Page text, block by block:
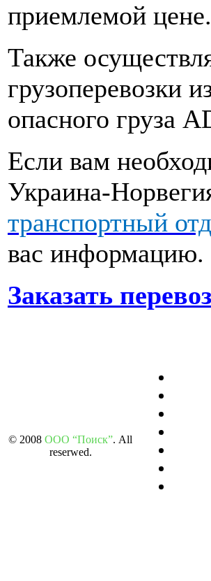
приемлемой цене.
Также
грузоперевозки
опасного груза
Если вам н
Украина-Норвеги
транспортный
вас информацию.
Заказать
© 2008 ООО “Поиск”. All
reserwed.